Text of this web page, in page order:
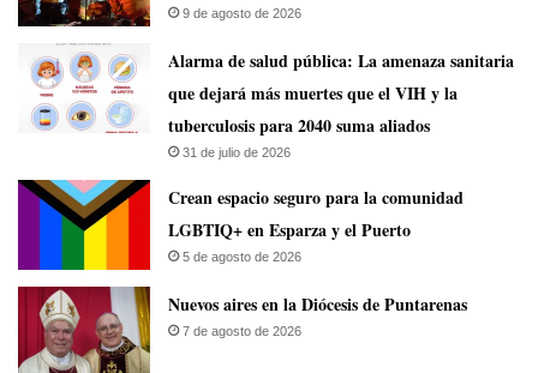
9 de agosto de 2026
​Alarma de salud pública: La amenaza sanitaria
que dejará más muertes que el VIH y la
tuberculosis para 2040 suma aliados
31 de julio de 2026
Crean espacio seguro para la comunidad
LGBTIQ+ en Esparza y el Puerto
5 de agosto de 2026
​Nuevos aires en la Diócesis de Puntarenas
7 de agosto de 2026